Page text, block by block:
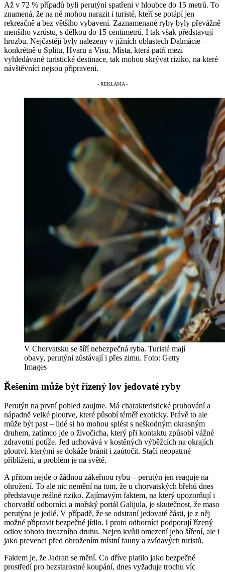
Až v 72 % případů byli perutýni spatřeni v hloubce do 15 metrů. To
znamená, že na ně mohou narazit i turisté, kteří se potápí jen
rekreačně a bez většího vybavení. Zaznamenané ryby byly převážně
menšího vzrůstu, s délkou do 15 centimetrů. I tak však představují
hrozbu. Nejčastěji byly nalezeny v jižních oblastech Dalmácie –
konkrétně u Splitu, Hvaru a Visu. Místa, která patří mezi
vyhledávané turistické destinace, tak mohou skrývat riziko, na které
návštěvníci nejsou připraveni.
V Chorvatsku se šíří nebezpečná ryba. Turisté mají
obavy, perutýni zůstávají i přes zimu. Foto: Getty
Images
Řešením může být řízený lov jedovaté ryby
Perutýn na první pohled zaujme. Má charakteristické pruhování a
nápadně velké ploutve, které působí téměř exoticky. Právě to ale
může být past – lidé si ho mohou splést s neškodným okrasným
druhem, zatímco jde o živočicha, který při kontaktu způsobí vážné
zdravotní potíže. Jed uchovává v kostěných výběžcích na okrajích
ploutví, kterými se dokáže bránit i zaútočit. Stačí neopatrné
přiblížení, a problém je na světě.
A přitom nejde o žádnou zákeřnou rybu – perutýn jen reaguje na
ohrožení. To ale nic nemění na tom, že u chorvatských břehů dnes
představuje reálné riziko. Zajímavým faktem, na který upozorňují i
chorvatští odborníci a mořský portál Galijula, je skutečnost, že maso
perutýna je jedlé. V případě, že se odstraní jedovaté části, je z něj
možné připravit bezpečné jídlo. I proto odborníci podporují řízený
odlov tohoto invazního druhu. Nejen kvůli omezení jeho šíření, ale i
jako prevenci před ohrožením místní fauny a zvídavých turistů.
Faktem je, že Jadran se mění. Co dříve platilo jako bezpečné
prostředí pro bezstarostné koupání, dnes vyžaduje trochu víc